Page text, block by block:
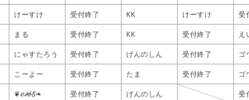
ひのむ まる 森田氏 受付終了 が
❦ℯꫛᎴ❧ けーすけ お
ひのむ まる 森田氏 受付終了 が
❦ℯꫛᎴ❧ けーすけ お
ひのむ まる 森田氏 受付終了 が
❦ℯꫛᎴ❧ けーすけ お
ひのむ まる 森田氏 受付終了 が
❦ℯꫛᎴ❧ けーすけ お
けーすけ 受付終了 KK けーすけ 受
まる 受付終了 KK 受付終了 え
にゃすたろう 受付終了 げんのしん 受付終了 ゴ
こーよー 受付終了 たま 受付終了 ゴ
❦ℯꫛᎴ❧ 受付終了 げんのしん 受
けーすけ 受付終了 KK けーすけ 受
まる 受付終了 KK 受付終了 え
にゃすたろう 受付終了 げんのしん 受付終了 ゴ
こーよー 受付終了 たま 受付終了 ゴ
❦ℯꫛᎴ❧ 受付終了 げんのしん 受
けーすけ 受付終了 KK けーすけ 受
まる 受付終了 KK 受付終了 え
にゃすたろう 受付終了 げんのしん 受付終了 ゴ
こーよー 受付終了 たま 受付終了 ゴ
❦ℯꫛᎴ❧ 受付終了 げんのしん 受
けーすけ 受付終了 KK けーすけ 受
まる 受付終了 KK 受付終了 え
にゃすたろう 受付終了 げんのしん 受付終了 ゴ
こーよー 受付終了 たま 受付終了 ゴ
❦ℯꫛᎴ❧ 受付終了 げんのしん 受